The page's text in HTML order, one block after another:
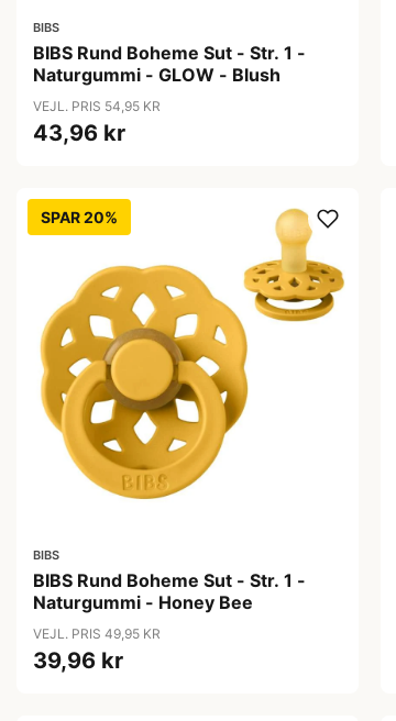
BIBS
BIBS Rund Boheme Sut - Str. 1 -
Naturgummi - GLOW - Blush
VEJL. PRIS 54,95 KR
43,96 kr
SPAR 20%
BIBS
BIBS Rund Boheme Sut - Str. 1 -
Naturgummi - Honey Bee
VEJL. PRIS 49,95 KR
39,96 kr